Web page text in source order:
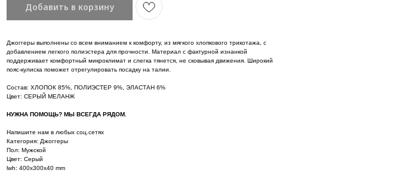
Добавить в корзину
Джоггеры выполнены со всем вниманием к комфорту, из мягкого хлопкового трикотажа, с
добавлением легкого полиэстера для прочности. Материал с фактурной изнанкой
поддерживает комфортный микроклимат и слегка тянется, не сковывая движения. Широкий
пояс-кулиска поможет отрегулировать посадку на талии.
Состав: ХЛОПОК 85%, ПОЛИЭСТЕР 9%, ЭЛАСТАН 6%
Цвет: СЕРЫЙ МЕЛАНЖ
НУЖНА ПОМОЩЬ? МЫ ВСЕГДА РЯДОМ.
Напишите нам в любых соц.сетях
Категория: Джоггеры
Пол: Мужской
Цвет: Серый
lwh: 400x300x40 mm